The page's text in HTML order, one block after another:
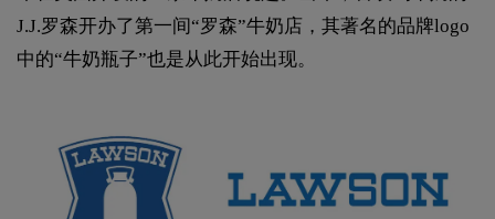
J.J.罗森开办了第一间“罗森”牛奶店，其著名的品牌logo
中的“牛奶瓶子”也是从此开始出现。